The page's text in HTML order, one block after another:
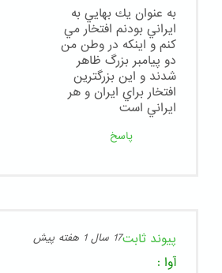
به عنوان يك بهايي به
ايراني بودنم افتخار مي
كنم و اينكه در وطن من
دو پيامبر بزرگ ظاهر
شدند و اين بزرگترين
افتخار براي ايران و هر
ايراني است
پاسخ
پیوند ثابت17 سال 1 هفته پیش
آوا :